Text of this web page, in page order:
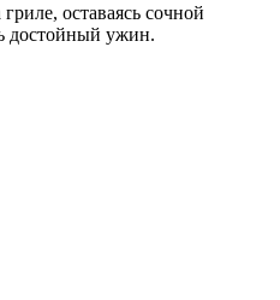
оставаясь сочной
достойный ужин.